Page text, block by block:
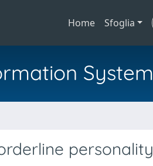
Home Sfoglia
System
personality